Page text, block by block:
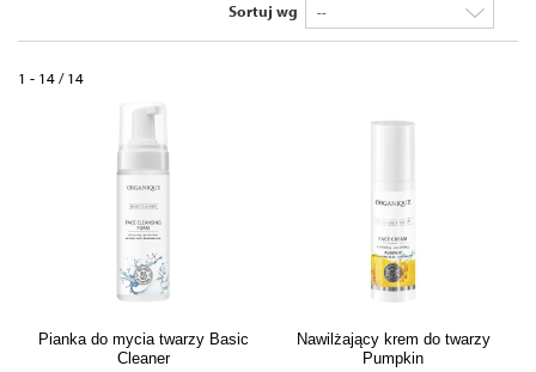
Sortuj wg --
1 - 14 / 14
Pianka do mycia twarzy Basic
Cleaner
Nawilżający krem do twarzy
Pumpkin